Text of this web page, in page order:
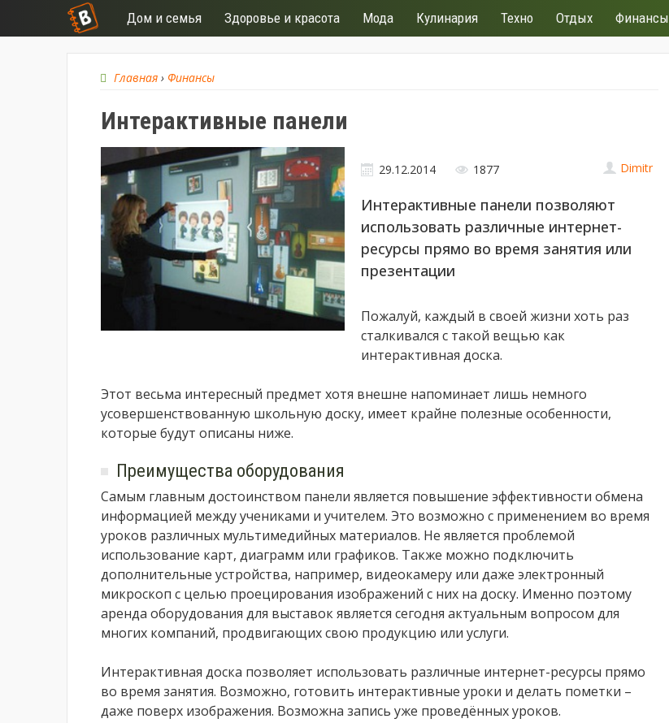
Дом и семья Здоровье и красота Мода Кулинария Техно Отдых Финансы
Главная › Финансы
Интерактивные панели
29.12.2014 1877 Dimitr
Интерактивные панели позволяют
использовать различные интернет-
ресурсы прямо во время занятия или
презентации
Пожалуй, каждый в своей жизни хоть раз
сталкивался с такой вещью как
интерактивная доска.
Этот весьма интересный предмет хотя внешне напоминает лишь немного
усовершенствованную школьную доску, имеет крайне полезные особенности,
которые будут описаны ниже.
Преимущества оборудования
Самым главным достоинством панели является повышение эффективности обмена
информацией между учениками и учителем. Это возможно с применением во время
уроков различных мультимедийных материалов. Не является проблемой
использование карт, диаграмм или графиков. Также можно подключить
дополнительные устройства, например, видеокамеру или даже электронный
микроскоп с целью проецирования изображений с них на доску. Именно поэтому
аренда оборудования для выставок является сегодня актуальным вопросом для
многих компаний, продвигающих свою продукцию или услуги.
Интерактивная доска позволяет использовать различные интернет-ресурсы прямо
во время занятия. Возможно, готовить интерактивные уроки и делать пометки –
даже поверх изображения. Возможна запись уже проведённых уроков.